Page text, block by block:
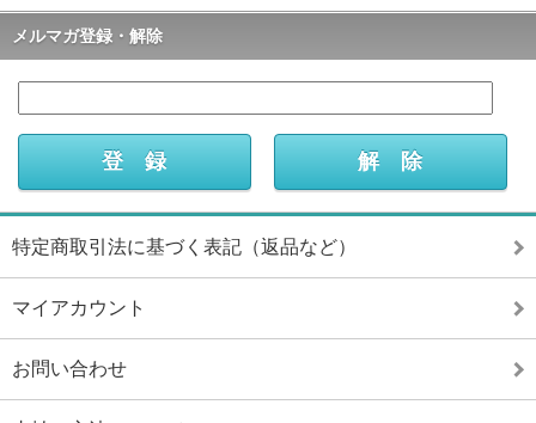
メルマガ登録・解除
特定商取引法に基づく表記（返品など）
マイアカウント
お問い合わせ